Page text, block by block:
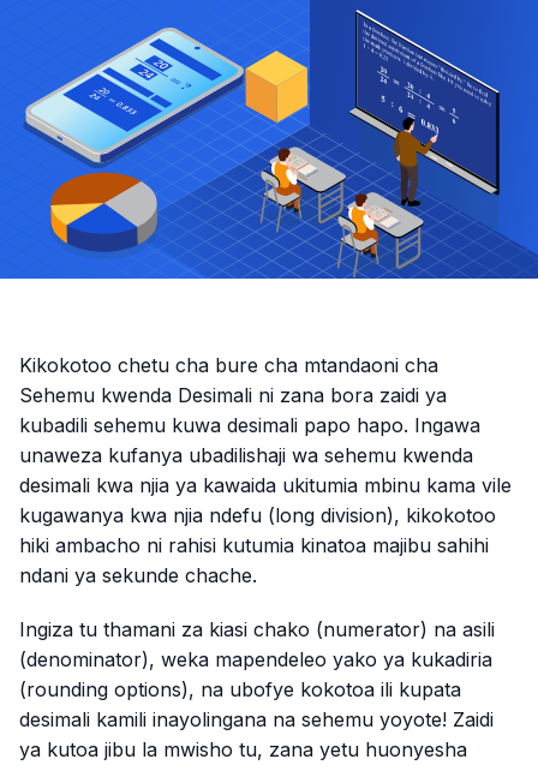
Kikokotoo chetu cha bure cha mtandaoni cha
Sehemu kwenda Desimali ni zana bora zaidi ya
kubadili sehemu kuwa desimali papo hapo. Ingawa
unaweza kufanya ubadilishaji wa sehemu kwenda
desimali kwa njia ya kawaida ukitumia mbinu kama vile
kugawanya kwa njia ndefu (long division), kikokotoo
hiki ambacho ni rahisi kutumia kinatoa majibu sahihi
ndani ya sekunde chache.
Ingiza tu thamani za kiasi chako (numerator) na asili
(denominator), weka mapendeleo yako ya kukadiria
(rounding options), na ubofye kokotoa ili kupata
desimali kamili inayolingana na sehemu yoyote! Zaidi
ya kutoa jibu la mwisho tu, zana yetu huonyesha